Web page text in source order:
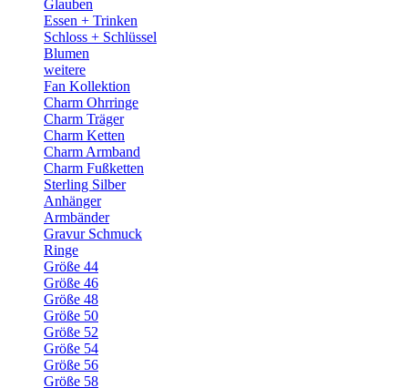
Glauben
Essen + Trinken
Schloss + Schlüssel
Blumen
weitere
Fan Kollektion
Charm Ohrringe
Charm Träger
Charm Ketten
Charm Armband
Charm Fußketten
Sterling Silber
Anhänger
Armbänder
Gravur Schmuck
Ringe
Größe 44
Größe 46
Größe 48
Größe 50
Größe 52
Größe 54
Größe 56
Größe 58